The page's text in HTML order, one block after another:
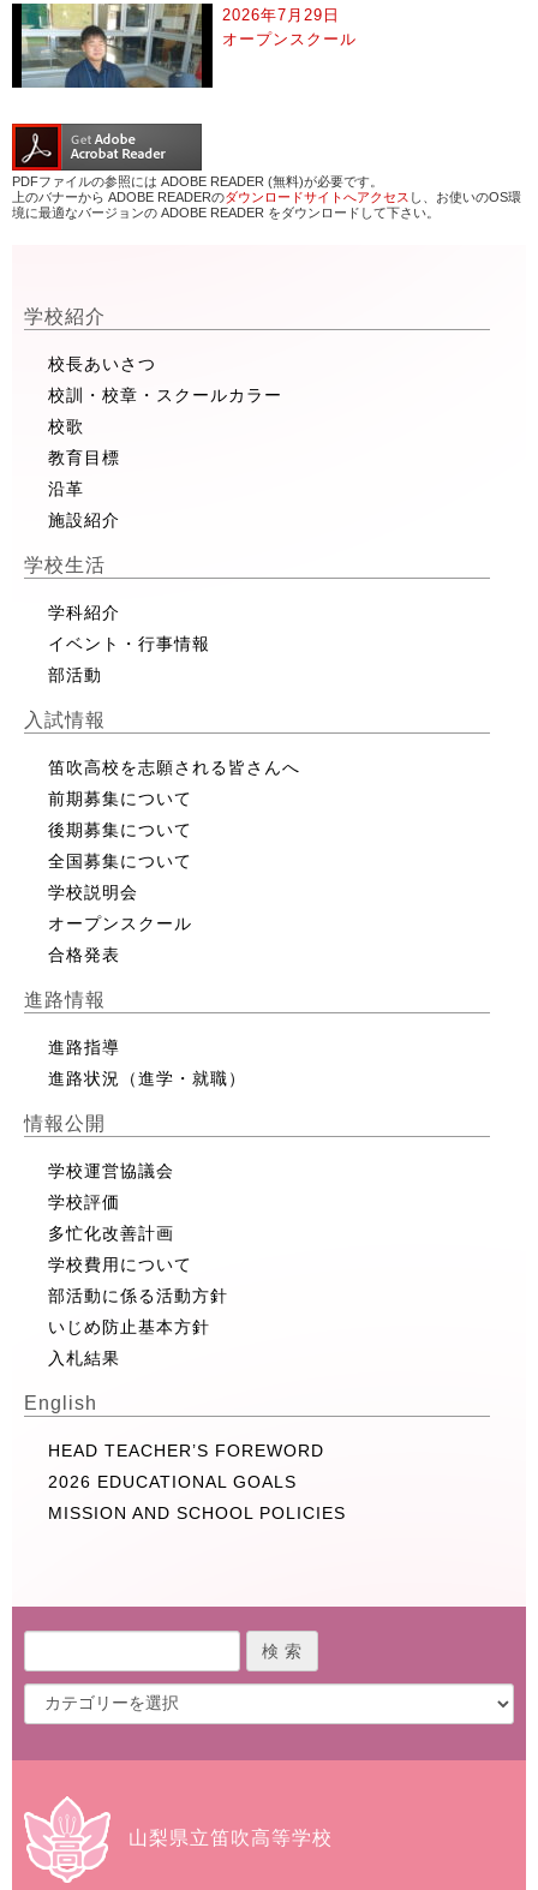
2026年7月29日
オープンスクール
PDFファイルの参照には ADOBE READER (無料)が必要です。
上のバナーから ADOBE READERのダウンロードサイトへアクセス し、お使いのOS環
境に最適なバージョンの ADOBE READER をダウンロードして下さい。
学校紹介
校長あいさつ
校訓・校章・スクールカラー
校歌
教育目標
沿革
施設紹介
学校生活
学科紹介
イベント・行事情報
部活動
入試情報
笛吹高校を志願される皆さんへ
前期募集について
後期募集について
全国募集について
学校説明会
オープンスクール
合格発表
進路情報
進路指導
進路状況（進学・就職）
情報公開
学校運営協議会
学校評価
多忙化改善計画
学校費用について
部活動に係る活動方針
いじめ防止基本方針
入札結果
English
HEAD TEACHER’S FOREWORD
2026 EDUCATIONAL GOALS
MISSION AND SCHOOL POLICIES
山梨県立笛吹高等学校